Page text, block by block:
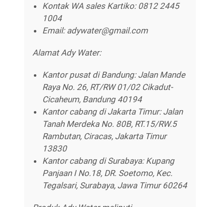
Kontak WA sales Kartiko: 0812 2445
1004
Email: adywater@gmail.com
Alamat Ady Water:
Kantor pusat di Bandung: Jalan Mande
Raya No. 26, RT/RW 01/02 Cikadut-
Cicaheum, Bandung 40194
Kantor cabang di Jakarta Timur: Jalan
Tanah Merdeka No. 80B, RT.15/RW.5
Rambutan, Ciracas, Jakarta Timur
13830
Kantor cabang di Surabaya: Kupang
Panjaan I No.18, DR. Soetomo, Kec.
Tegalsari, Surabaya, Jawa Timur 60264